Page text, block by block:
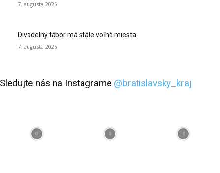
7. augusta 2026
Divadelný tábor má stále voľné miesta
7. augusta 2026
Sledujte nás na Instagrame @bratislavsky_kraj